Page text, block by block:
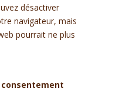
désactiver
navigateur, mais
pourrait ne plus
consentement